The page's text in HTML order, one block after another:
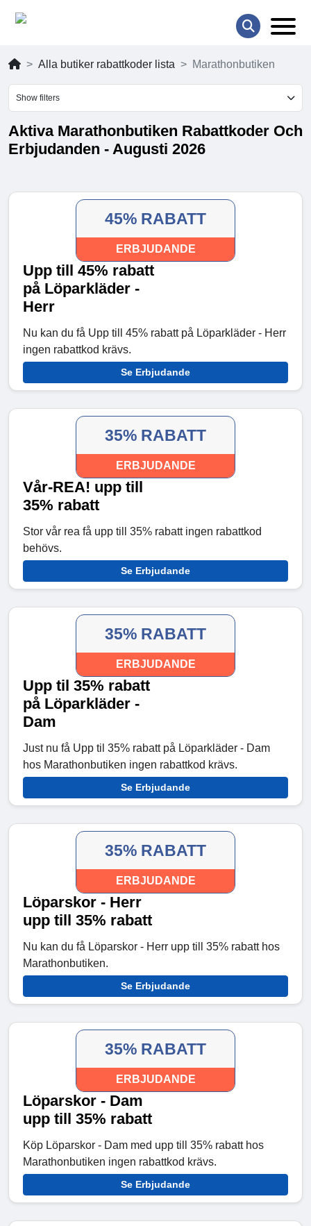
Alla butiker rabattkoder lista Marathonbutiken
Show filters
Aktiva Marathonbutiken Rabattkoder Och
Erbjudanden - Augusti 2026
45% RABATT
ERBJUDANDE
Upp till 45% rabatt
på Löparkläder -
Herr
Nu kan du få Upp till 45% rabatt på Löparkläder - Herr
ingen rabattkod krävs.
Se Erbjudande
35% RABATT
ERBJUDANDE
Vår-REA! upp till
35% rabatt
Stor vår rea få upp till 35% rabatt ingen rabattkod
behövs.
Se Erbjudande
35% RABATT
ERBJUDANDE
Upp til 35% rabatt
på Löparkläder -
Dam
Just nu få Upp til 35% rabatt på Löparkläder - Dam
hos Marathonbutiken ingen rabattkod krävs.
Se Erbjudande
35% RABATT
ERBJUDANDE
Löparskor - Herr
upp till 35% rabatt
Nu kan du få Löparskor - Herr upp till 35% rabatt hos
Marathonbutiken.
Se Erbjudande
35% RABATT
ERBJUDANDE
Löparskor - Dam
upp till 35% rabatt
Köp Löparskor - Dam med upp till 35% rabatt hos
Marathonbutiken ingen rabattkod krävs.
Se Erbjudande